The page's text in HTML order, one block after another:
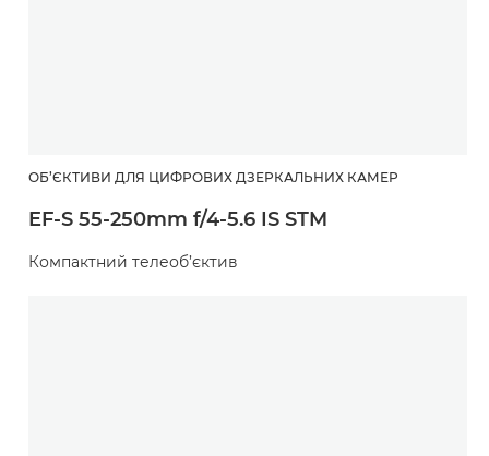
ОБ’ЄКТИВИ ДЛЯ ЦИФРОВИХ ДЗЕРКАЛЬНИХ КАМЕР
EF-S 55-250mm f/4-5.6 IS STM
Компактний телеоб’єктив